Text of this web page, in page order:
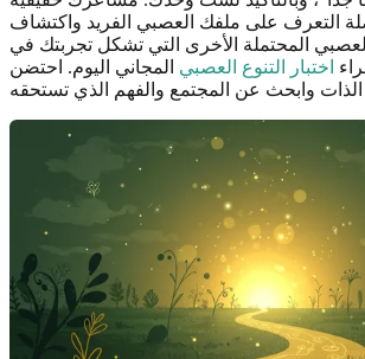
التعرف على ملفك العصبي الفريد واكتشاف
المحتملة الأخرى التي تشكل تجربتك في
اختبار التنوع العصبي المجاني اليوم. احتضن